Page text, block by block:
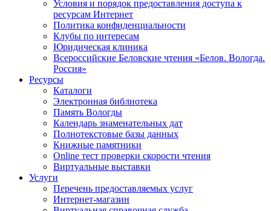
Условия и порядок предоставления доступа к
ресурсам Интернет
Политика конфиденциальности
Клубы по интересам
Юридическая клиника
Всероссийские Беловские чтения «Белов. Вологда.
Россия»
Ресурсы
Каталоги
Электронная библиотека
Память Вологды
Календарь знаменательных дат
Полнотекстовые базы данных
Книжные памятники
Online тест проверки скорости чтения
Виртуальные выставки
Услуги
Перечень предоставляемых услуг
Интернет-магазин